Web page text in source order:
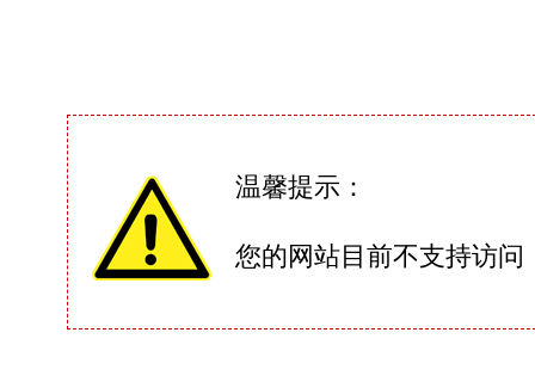
温馨提示：
您的网站目前不支持访